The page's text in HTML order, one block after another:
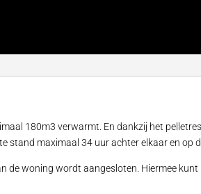
180m3 verwarmt. En dankzij het
stand maximaal 34 uur achter elkaar en op
de woning wordt aangesloten. Hiermee